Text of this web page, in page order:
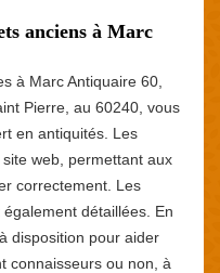
anciens à Marc
à Marc Antiquaire 60,
Pierre, au 60240, vous
en antiquités. Les
web, permettant aux
correctement. Les
détaillées. En
disposition pour aider
connaisseurs ou non, à